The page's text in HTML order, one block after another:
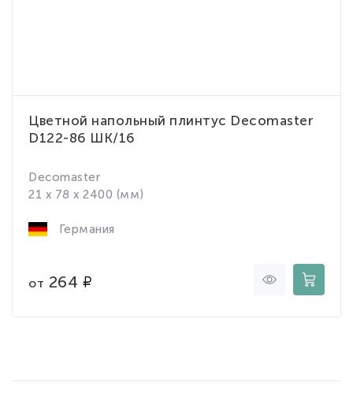
Цветной напольный плинтус Decomaster
D122-86 ШК/16
Decomaster
21 x 78 x 2400 (мм)
Германия
от 264